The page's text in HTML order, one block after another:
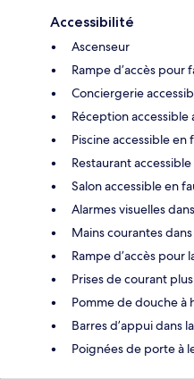
Accessibilité
Ascenseur
Rampe d’accès pour
Conciergerie
Réception accessible
Piscine accessible
Restaurant
Salon accessible en
Alarmes visuelles
Mains courantes
Rampe d’accès pour
Prises de courant
Pomme de douche à
Barres d’appui dans
Poignées de porte à